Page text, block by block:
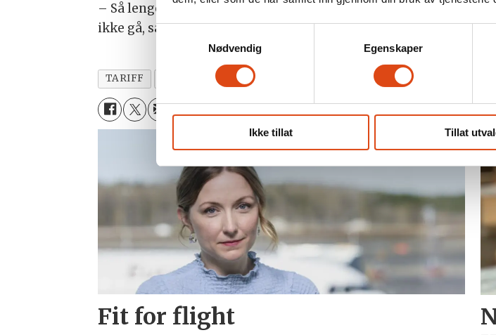
Samtykkevalg
Nødvendig
Egenskaper
Ikke tillat Tillat
– Så lenge vi sitter ved bordet, er det håp. Det vil kreve mye,
ikke gå, så står medlemmene våre klare. Da blir det streik.
TARIFF HANS-ERIK SKJÆGGERUD LØNNSOPPGJØRET
Fit for flight